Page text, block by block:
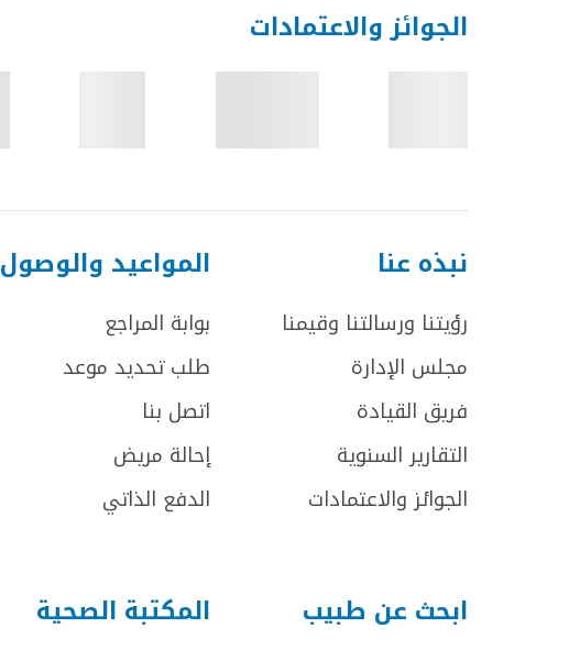
الجوائز والاعتمادات
نبذه عنا
رؤيتنا ورسالتنا وقيمنا
مجلس الإدارة
فريق القيادة
التقارير السنوية
الجوائز والاعتمادات
المواعيد والوصول
بوابة المراجع
طلب تحديد موعد
اتصل بنا
إحالة مريض
الدفع الذاتي
ابحث عن طبيب المكتبة الصحية